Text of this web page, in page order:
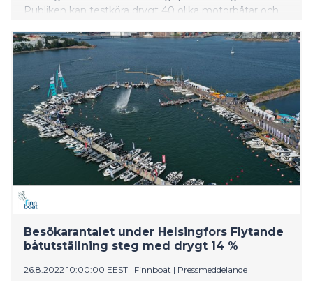
Publiken kan testköra drygt 40 olika motorbåtar och
från såväl hemlandet som utlandet.
Besökarantalet under Helsingfors Flytande
båtutställning steg med drygt 14 %
26.8.2022 10:00:00 EEST | Finnboat | Pressmeddelande